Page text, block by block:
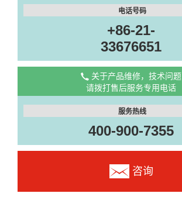
电话号码
+86-21-
33676651
关于产品维修，技术问题
请拨打售后服务专用电话
服务热线
400-900-7355
咨询